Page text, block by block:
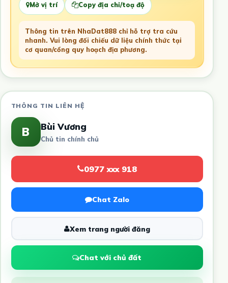
Mở vị trí Copy địa chỉ/toạ độ
Thông tin trên NhaDat888 chỉ hỗ trợ tra cứu
nhanh. Vui lòng đối chiếu dữ liệu chính thức tại
cơ quan/cổng quy hoạch địa phương.
THÔNG TIN LIÊN HỆ
B Bùi Vương
Chủ tin chính chủ
0977 xxx 918
Chat Zalo
Xem trang người đăng
Chat với chủ đất